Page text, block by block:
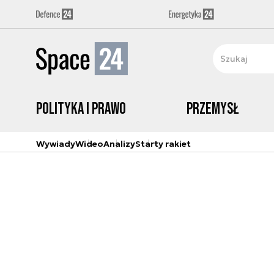
Polityka i prawo Przemysł
WywiadyWideoAnalizyStarty rakiet